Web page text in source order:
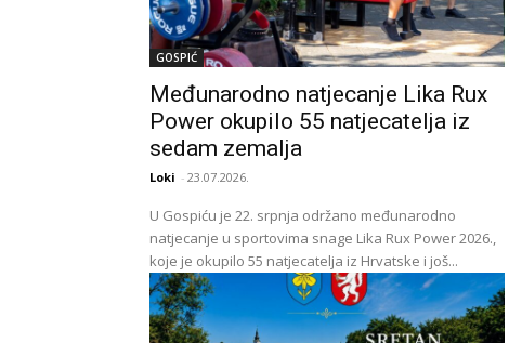
GOSPIĆ
Međunarodno natjecanje Lika Rux
Power okupilo 55 natjecatelja iz
sedam zemalja
Loki - 23.07.2026.
U Gospiću je 22. srpnja održano međunarodno
natjecanje u sportovima snage Lika Rux Power 2026.,
koje je okupilo 55 natjecatelja iz Hrvatske i još...